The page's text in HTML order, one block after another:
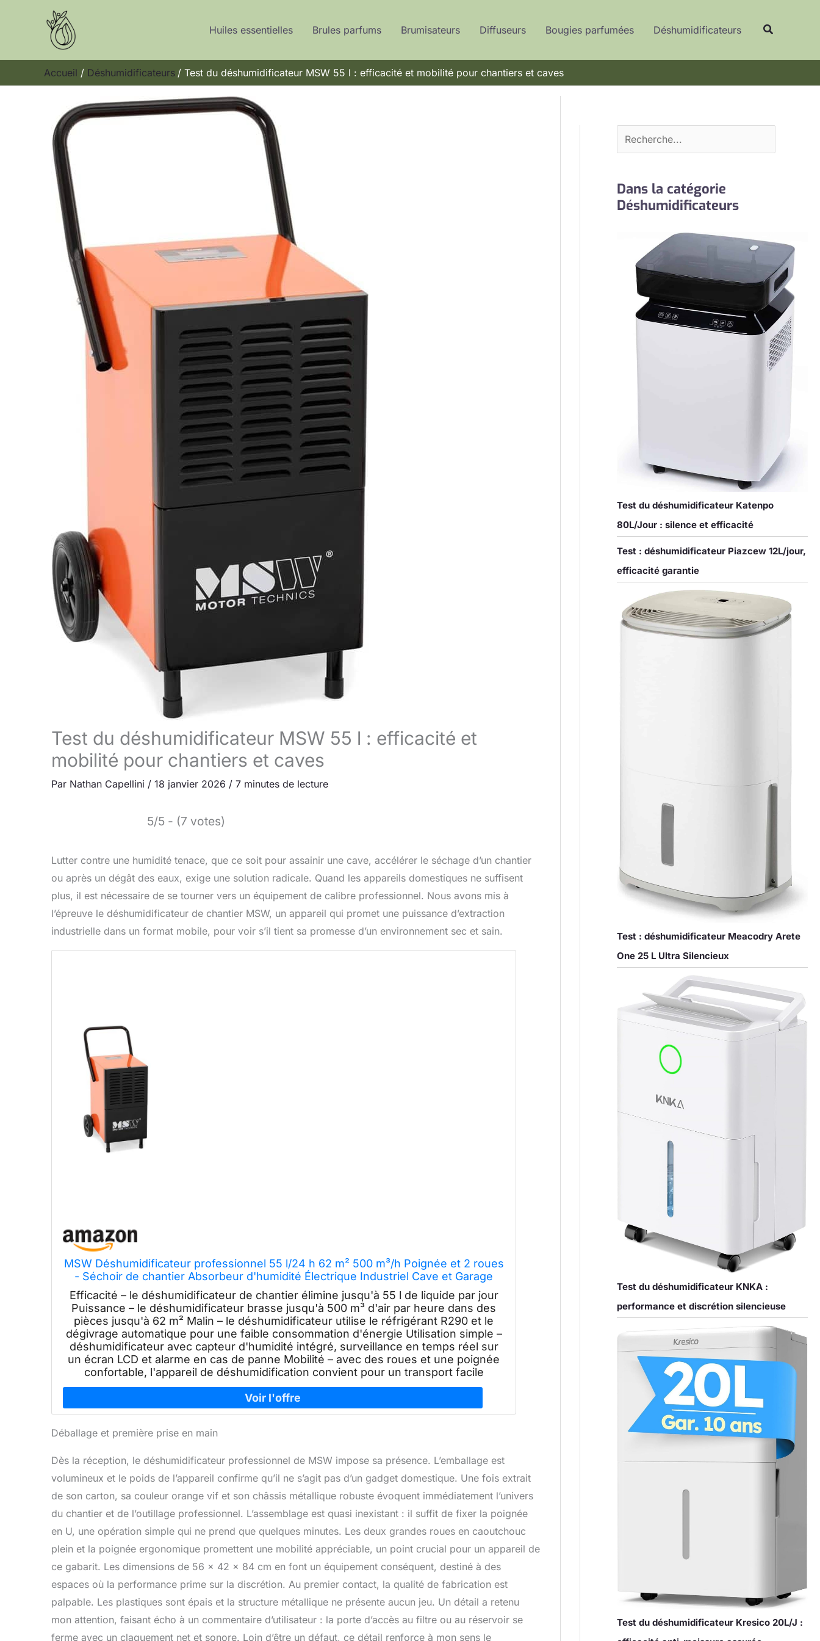
Huiles essentielles Brules parfums Brumisateurs Diffuseurs Bougies parfumées Déshumidificateurs
Accueil Déshumidificateurs Test du déshumidificateur MSW 55 l : efficacité et mobilité pour chantiers et caves
Test du déshumidificateur MSW 55 l : efficacité et
mobilité pour chantiers et caves
Par Nathan Capellini / 18 janvier 2026 / 7 minutes de lecture
5/5 - (7 votes)
Lutter contre une humidité tenace, que ce soit pour assainir une cave, accélérer le séchage d’un chantier
ou après un dégât des eaux, exige une solution radicale. Quand les appareils domestiques ne suffisent
plus, il est nécessaire de se tourner vers un équipement de calibre professionnel. Nous avons mis à
l’épreuve le déshumidificateur de chantier MSW, un appareil qui promet une puissance d’extraction
industrielle dans un format mobile, pour voir s’il tient sa promesse d’un environnement sec et sain.
MSW Déshumidificateur professionnel 55 l/24 h 62 m² 500 m³/h Poignée et 2 roues
- Séchoir de chantier Absorbeur d'humidité Électrique Industriel Cave et Garage
Efficacité – le déshumidificateur de chantier élimine jusqu'à 55 l de liquide par jour
Puissance – le déshumidificateur brasse jusqu'à 500 m³ d'air par heure dans des
pièces jusqu'à 62 m² Malin – le déshumidificateur utilise le réfrigérant R290 et le
dégivrage automatique pour une faible consommation d'énergie Utilisation simple –
déshumidificateur avec capteur d'humidité intégré, surveillance en temps réel sur
un écran LCD et alarme en cas de panne Mobilité – avec des roues et une poignée
confortable, l'appareil de déshumidification convient pour un transport facile
Déballage et première prise en main
Dès la réception, le déshumidificateur professionnel de MSW impose sa présence. L’emballage est
volumineux et le poids de l’appareil confirme qu’il ne s’agit pas d’un gadget domestique. Une fois extrait
de son carton, sa couleur orange vif et son châssis métallique robuste évoquent immédiatement l’univers
du chantier et de l’outillage professionnel. L’assemblage est quasi inexistant : il suffit de fixer la poignée
en U, une opération simple qui ne prend que quelques minutes. Les deux grandes roues en caoutchouc
plein et la poignée ergonomique promettent une mobilité appréciable, un point crucial pour un appareil de
ce gabarit. Les dimensions de 56 x 42 x 84 cm en font un équipement conséquent, destiné à des
espaces où la performance prime sur la discrétion. Au premier contact, la qualité de fabrication est
palpable. Les plastiques sont épais et la structure métallique ne présente aucun jeu. Un détail a retenu
mon attention, faisant écho à un commentaire d’utilisateur : la porte d’accès au filtre ou au réservoir se
ferme avec un claquement net et sonore. Loin d’être un défaut, ce détail renforce à mon sens le
e
e
c
r
Dans la catégorie
Déshumidificateurs
Test du déshumidificateur Katenpo
80L/Jour : silence et efficacité
Test : déshumidificateur Piazcew 12L/jour,
efficacité garantie
Test : déshumidificateur Meacodry Arete
One 25 L Ultra Silencieux
Test du déshumidificateur KNKA :
performance et discrétion silencieuse
Test du déshumidificateur Kresico 20L/J :